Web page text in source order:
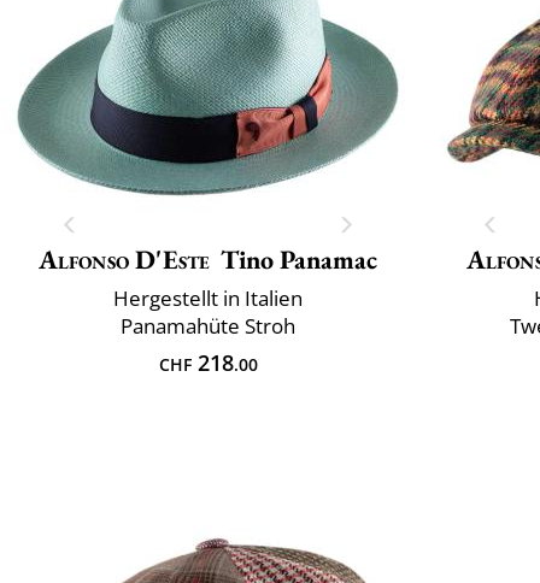
Alfonso D'Este Tino Panamac
Hergestellt in Italien
Panamahüte Stroh
CHF218.00